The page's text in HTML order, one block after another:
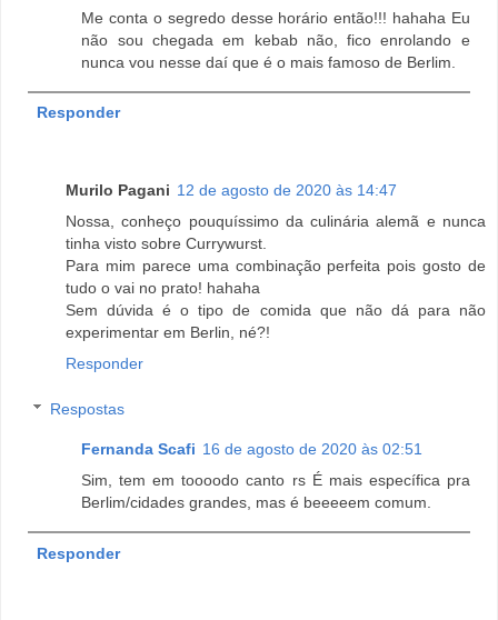
Me conta o segredo desse horário então!!! hahaha Eu
não sou chegada em kebab não, fico enrolando e
nunca vou nesse daí que é o mais famoso de Berlim.
Responder
Murilo Pagani 12 de agosto de 2020 às 14:47
Nossa, conheço pouquíssimo da culinária alemã e nunca
tinha visto sobre Currywurst.
Para mim parece uma combinação perfeita pois gosto de
tudo o vai no prato! hahaha
Sem dúvida é o tipo de comida que não dá para não
experimentar em Berlin, né?!
Responder
Respostas
Fernanda Scafi 16 de agosto de 2020 às 02:51
Sim, tem em toooodo canto rs É mais específica pra
Berlim/cidades grandes, mas é beeeeem comum.
Responder